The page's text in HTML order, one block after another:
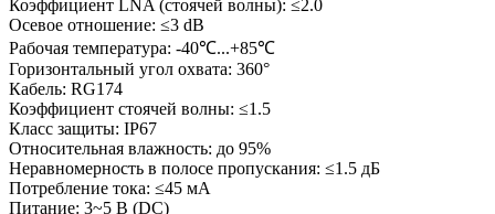
Коэффициент LNA (стоячей волны): ≤2.0
Осевое отношение: ≤3 dB
Рабочая температура: -40℃...+85℃
Горизонтальный угол охвата: 360°
Кабель: RG174
Коэффициент стоячей волны: ≤1.5
Класс защиты: IP67
Относительная влажность: до 95%
Неравномерность в полосе пропускания: ≤1.5 дБ
Потребление тока: ≤45 мА
Питание: 3~5 В (DC)